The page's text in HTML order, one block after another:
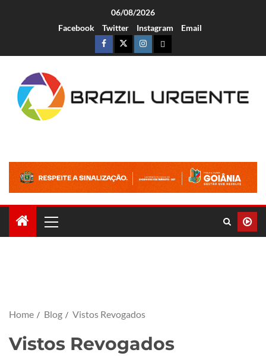
06/08/2026
Facebook
Twitter Instagram Email
Home Blog Vistos Revogados
Vistos Revogados